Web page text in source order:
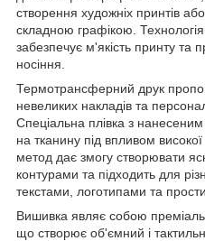
створення художніх принтів або
складною графікою.
забезпечує м'якість принту та
носіння.
Термотрансферний друк
невеликих накладів та
Спеціальна плівка з
на тканину під впливом
метод дає змогу створювати
контурами та підходить для
текстами, логотипами та
Вишивка являє собою
що створює об'ємний і